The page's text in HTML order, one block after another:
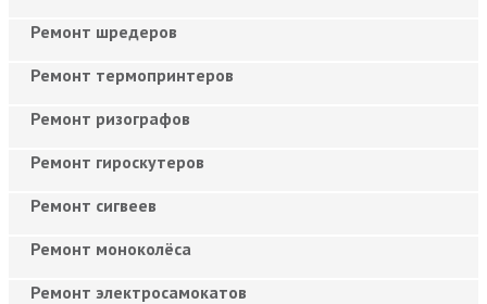
Ремонт шредеров
Ремонт термопринтеров
Ремонт ризографов
Ремонт гироскутеров
Ремонт сигвеев
Ремонт моноколёса
Ремонт электросамокатов